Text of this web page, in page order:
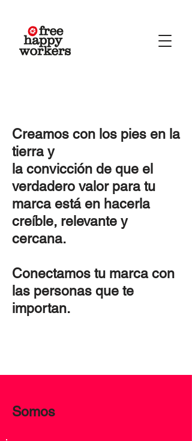
Creamos con los pies en la
tierra y
la convicción de que el
verdadero valor para tu
marca está en hacerla
creíble, relevante y
cercana.
Conectamos tu marca con
las personas que te
importan.
Somos